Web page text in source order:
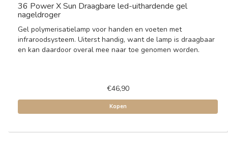
36 Power X Sun Draagbare led-uithardende gel
nageldroger
Gel polymerisatielamp voor handen en voeten met
infraroodsysteem. Uiterst handig, want de lamp is draagbaar
en kan daardoor overal mee naar toe genomen worden.
€46,90
Kopen